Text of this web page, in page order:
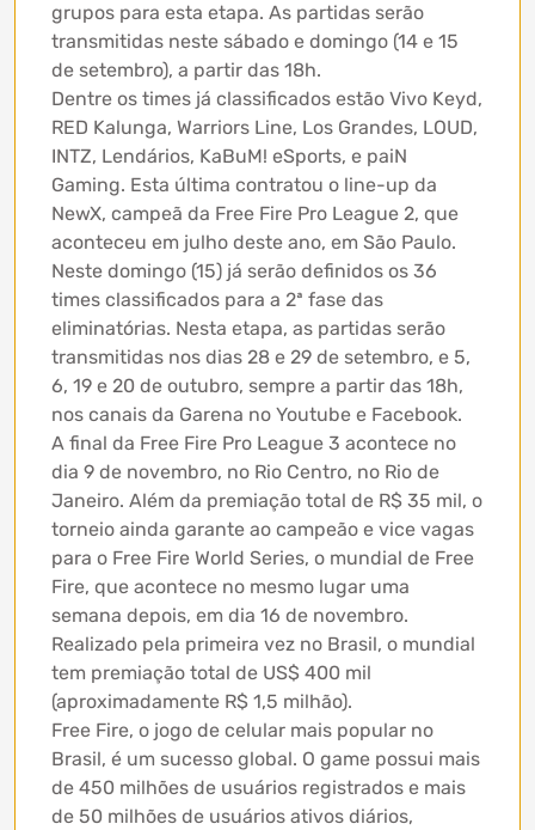
grupos para esta etapa. As partidas serão
transmitidas neste sábado e domingo (14 e 15
de setembro), a partir das 18h.
Dentre os times já classificados estão Vivo Keyd,
RED Kalunga, Warriors Line, Los Grandes, LOUD,
INTZ, Lendários, KaBuM! eSports, e paiN
Gaming. Esta última contratou o line-up da
NewX, campeã da Free Fire Pro League 2, que
aconteceu em julho deste ano, em São Paulo.
Neste domingo (15) já serão definidos os 36
times classificados para a 2ª fase das
eliminatórias. Nesta etapa, as partidas serão
transmitidas nos dias 28 e 29 de setembro, e 5,
6, 19 e 20 de outubro, sempre a partir das 18h,
nos canais da Garena no Youtube e Facebook.
A final da Free Fire Pro League 3 acontece no
dia 9 de novembro, no Rio Centro, no Rio de
Janeiro. Além da premiação total de R$ 35 mil, o
torneio ainda garante ao campeão e vice vagas
para o Free Fire World Series, o mundial de Free
Fire, que acontece no mesmo lugar uma
semana depois, em dia 16 de novembro.
Realizado pela primeira vez no Brasil, o mundial
tem premiação total de US$ 400 mil
(aproximadamente R$ 1,5 milhão).
Free Fire, o jogo de celular mais popular no
Brasil, é um sucesso global. O game possui mais
de 450 milhões de usuários registrados e mais
de 50 milhões de usuários ativos diários,